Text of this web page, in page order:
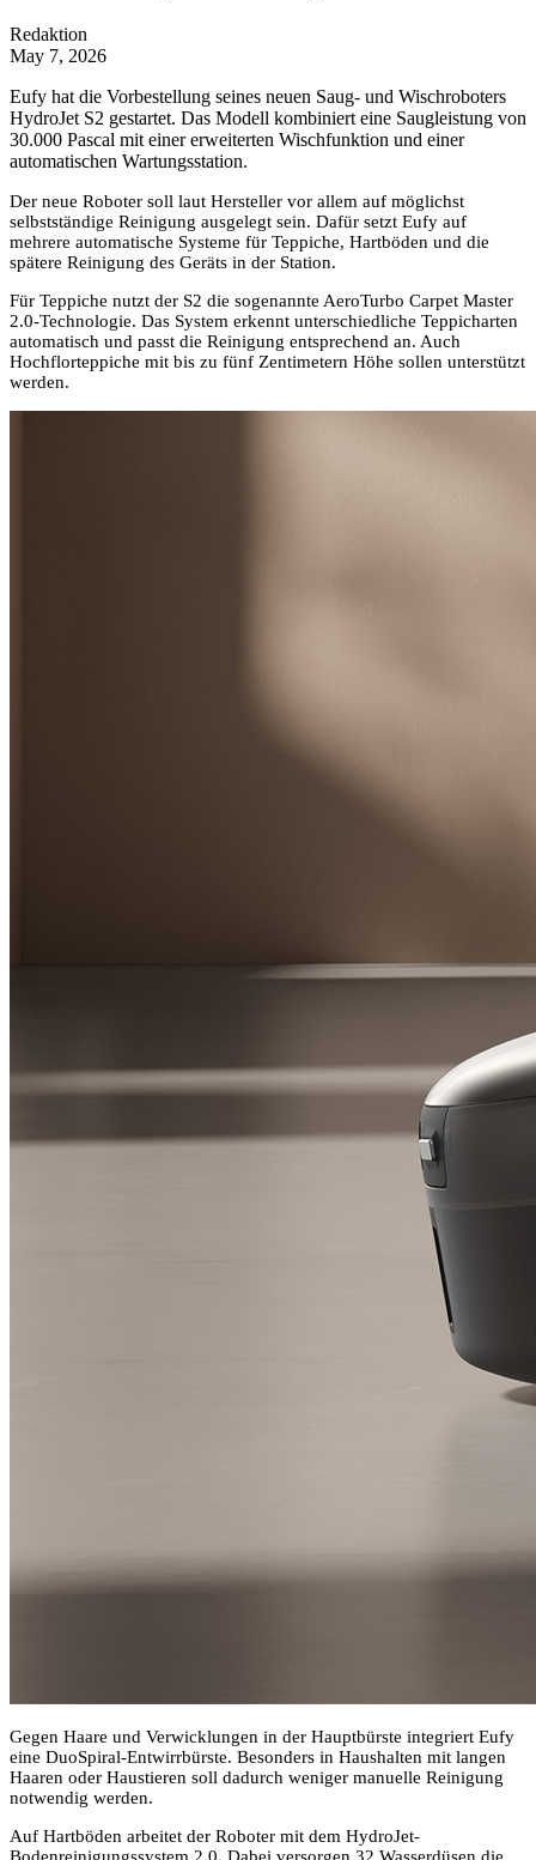
Redaktion
May 7, 2026
Eufy hat die Vorbestellung seines neuen Saug- und Wischroboters
HydroJet S2 gestartet. Das Modell kombiniert eine Saugleistung von
30.000 Pascal mit einer erweiterten Wischfunktion und einer
automatischen Wartungsstation.
Der neue Roboter soll laut Hersteller vor allem auf möglichst
selbstständige Reinigung ausgelegt sein. Dafür setzt Eufy auf
mehrere automatische Systeme für Teppiche, Hartböden und die
spätere Reinigung des Geräts in der Station.
Für Teppiche nutzt der S2 die sogenannte AeroTurbo Carpet Master
2.0-Technologie. Das System erkennt unterschiedliche Teppicharten
automatisch und passt die Reinigung entsprechend an. Auch
Hochflorteppiche mit bis zu fünf Zentimetern Höhe sollen unterstützt
werden.
Gegen Haare und Verwicklungen in der Hauptbürste integriert Eufy
eine DuoSpiral-Entwirrbürste. Besonders in Haushalten mit langen
Haaren oder Haustieren soll dadurch weniger manuelle Reinigung
notwendig werden.
Auf Hartböden arbeitet der Roboter mit dem HydroJet-